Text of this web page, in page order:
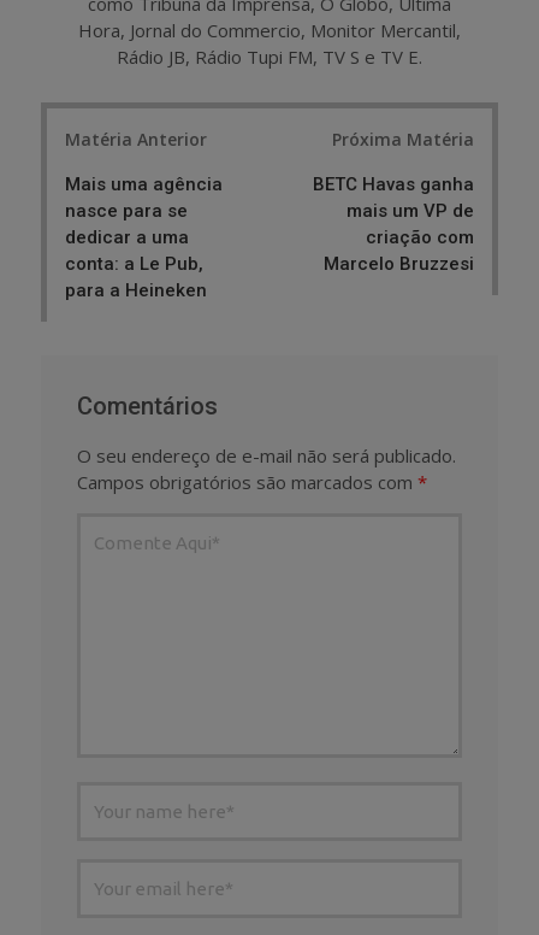
Hora, Jornal do Commercio, Monitor Mercantil,
Rádio JB, Rádio Tupi FM, TV S e TV E.
Matéria Anterior
Mais uma agência
nasce para se
dedicar a uma
conta: a Le Pub,
para a Heineken
Próxima Matéria
BETC Havas ganha
mais um VP de
criação com
Marcelo Bruzzesi
Comentários
O seu endereço de e-mail não será publicado.
Campos obrigatórios são marcados com *